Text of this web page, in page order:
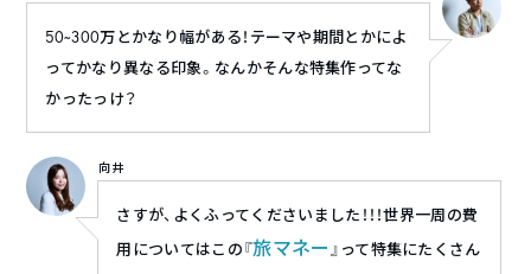
50~300万とかなり幅がある！テーマや期間とかによ
ってかなり異なる印象。なんかそんな特集作ってな
かったっけ？
向井
さすが、よくふってくださいました！！！世界一周の費
用についてはこの『旅マネー 』って特集にたくさん